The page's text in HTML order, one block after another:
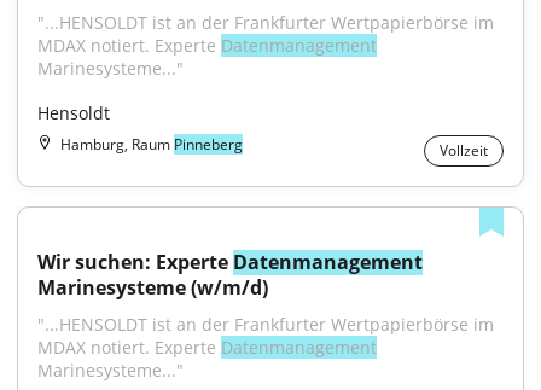
"...HENSOLDT ist an der Frankfurter Wertpapierbörse im
MDAX notiert. Experte Datenmanagement
Marinesysteme..."
Hensoldt
Hamburg, Raum Pinneberg Vollzeit
Wir suchen: Experte Datenmanagement
Marinesysteme (w/m/d)
"...HENSOLDT ist an der Frankfurter Wertpapierbörse im
MDAX notiert. Experte Datenmanagement
Marinesysteme..."